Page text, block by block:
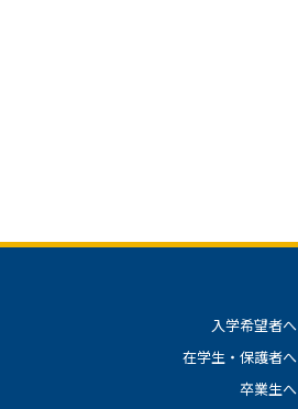
入学希望者へ
在学生・保護者へ
卒業生へ